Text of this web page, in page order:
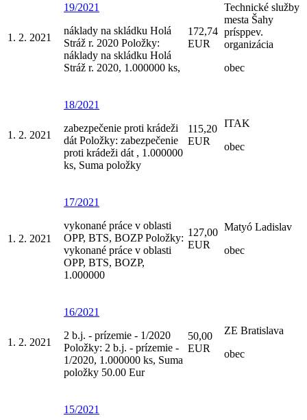
1. 2. 2021
19/2021
náklady na skládku Holá
Stráž r. 2020 Položky:
náklady na skládku Holá
Stráž r. 2020, 1.000000 ks,
172,74
EUR
Technické služby
mesta Šahy
prísppev.
organizácia
obec
1. 2. 2021
18/2021
zabezpečenie proti krádeži
dát Položky: zabezpečenie
proti krádeži dát , 1.000000
ks, Suma položky
115,20
EUR
ITAK
obec
1. 2. 2021
17/2021
vykonané práce v oblasti
OPP, BTS, BOZP Položky:
vykonané práce v oblasti
OPP, BTS, BOZP,
1.000000
127,00
EUR
Matyó Ladislav
obec
1. 2. 2021
16/2021
2 b.j. - prízemie - 1/2020
Položky: 2 b.j. - prízemie -
1/2020, 1.000000 ks, Suma
položky 50.00 Eur
50,00
EUR
ZE Bratislava
obec
15/2021